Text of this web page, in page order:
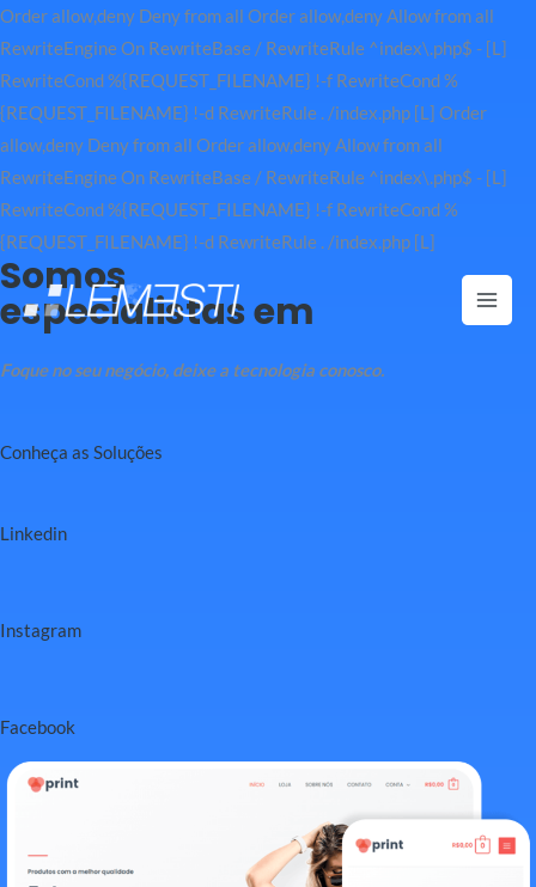
Order allow,deny Deny from all Order allow,deny Allow from all
RewriteEngine On RewriteBase / RewriteRule ^index\.php$ - [L]
RewriteCond %{REQUEST_FILENAME} !-f RewriteCond %
{REQUEST_FILENAME} !-d RewriteRule . /index.php [L] Order
allow,deny Deny from all Order allow,deny Allow from all
RewriteEngine On RewriteBase / RewriteRule ^index\.php$ - [L]
RewriteCond %{REQUEST_FILENAME} !-f RewriteCond %
{REQUEST_FILENAME} !-d RewriteRule . /index.php [L]
para
Main
Somos
especialistas em
Foque no seu negócio, deixe a tecnologia conosco.
Conheça as Soluções
Linkedin
Instagram
Facebook